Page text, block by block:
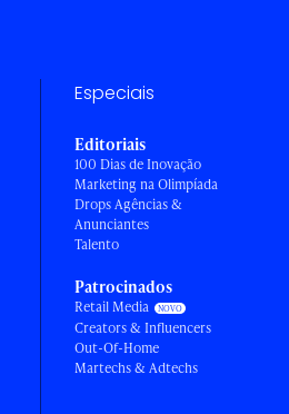
Especiais
Editoriais
100 Dias de Inovação
Marketing na Olimpíada
Drops Agências &
Anunciantes
Talento
Patrocinados
Retail Media
Creators & Influencers
Out-Of-Home
Martechs & Adtechs